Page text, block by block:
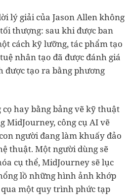
lý giải của Jason Allen không
thượng: sau khi được ban
cách kỹ lưỡng, tác phẩm tạo
nhân tạo đã được đánh giá
được tạo ra bằng phương
hay bằng bảng vẽ kỹ thuật
MidJourney, công cụ AI vẽ
người đang làm khuấy đảo
thuật. Một người dùng sẽ
cụ thể, MidJourney sẽ lục
lồ những hình ảnh khớp
một quy trình phức tạp